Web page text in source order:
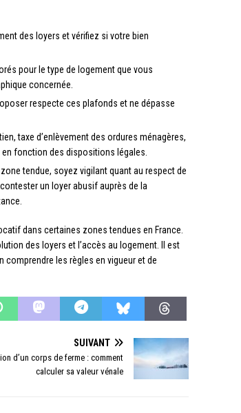
des loyers et vérifiez si votre bien
pour le type de logement que vous
concernée.
respecte ces plafonds et ne dépasse
taxe d’enlèvement des ordures ménagères,
fonction des dispositions légales.
tendue, soyez vigilant quant au respect de
un loyer abusif auprès de la
dans certaines zones tendues en France.
des loyers et l’accès au logement. Il est
les règles en vigueur et de
SUIVANT
d’un corps de ferme : comment
calculer sa valeur vénale